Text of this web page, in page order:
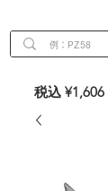
税込 ¥1,606